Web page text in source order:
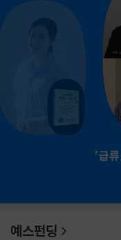
『급
예스펀딩